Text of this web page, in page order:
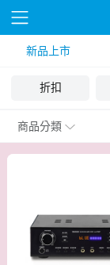
新品上市
折扣
商品分類